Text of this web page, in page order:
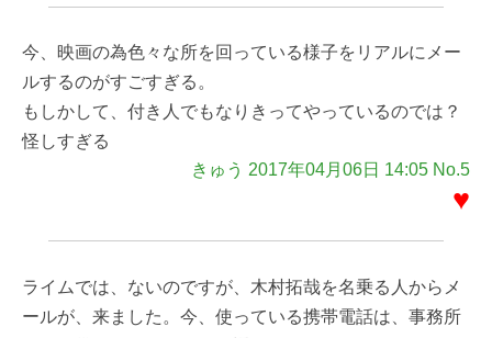
今、映画の為色々な所を回っている様子をリアルにメー
ルするのがすごすぎる。
もしかして、付き人でもなりきってやっているのでは？
怪しすぎる
きゅう 2017年04月06日 14:05 No.5
♥
ライムでは、ないのですが、木村拓哉を名乗る人からメ
ールが、来ました。今、使っている携帯電話は、事務所